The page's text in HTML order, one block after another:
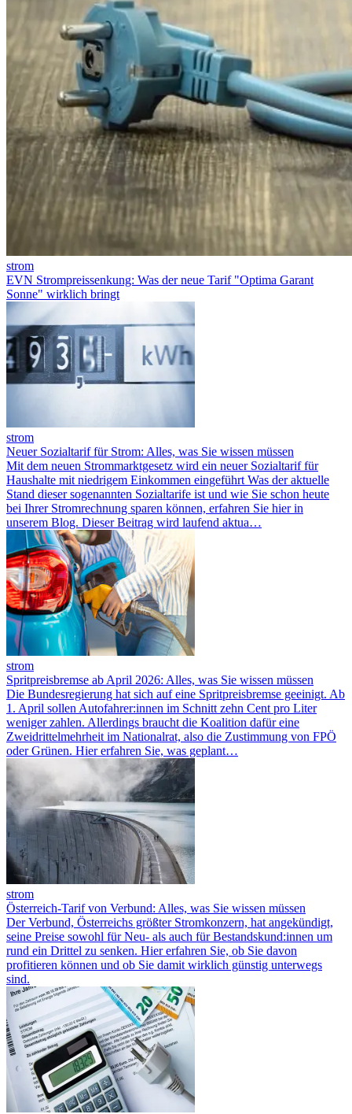
strom
EVN Strompreissenkung: Was der neue Tarif "Optima Garant
Sonne" wirklich bringt
strom
Neuer Sozialtarif für Strom: Alles, was Sie wissen müssen
Mit dem neuen Strommarktgesetz wird ein neuer Sozialtarif für
Haushalte mit niedrigem Einkommen eingeführt Was der aktuelle
Stand dieser sogenannten Sozialtarife ist und wie Sie schon heute
bei Ihrer Stromrechnung sparen können, erfahren Sie hier in
unserem Blog. Dieser Beitrag wird laufend aktua…
strom
Spritpreisbremse ab April 2026: Alles, was Sie wissen müssen
Die Bundesregierung hat sich auf eine Spritpreisbremse geeinigt. Ab
1. April sollen Autofahrer:innen im Schnitt zehn Cent pro Liter
weniger zahlen. Allerdings braucht die Koalition dafür eine
Zweidrittelmehrheit im Nationalrat, also die Zustimmung von FPÖ
oder Grünen. Hier erfahren Sie, was geplant…
strom
Österreich-Tarif von Verbund: Alles, was Sie wissen müssen
Der Verbund, Österreichs größter Stromkonzern, hat angekündigt,
seine Preise sowohl für Neu- als auch für Bestandskund:innen um
rund ein Drittel zu senken. Hier erfahren Sie, ob Sie davon
profitieren können und ob Sie damit wirklich günstig unterwegs
sind.